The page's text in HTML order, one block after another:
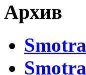
Архив